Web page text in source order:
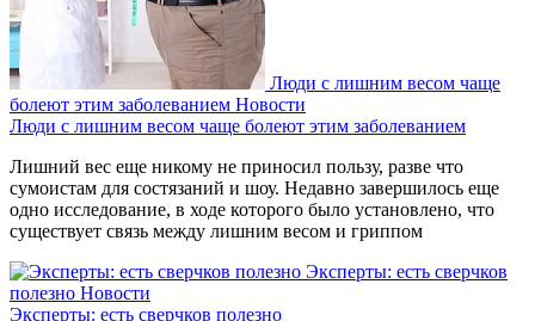
Люди с лишним весом чаще
болеют этим заболеванием Новости
Люди с лишним весом чаще болеют этим заболеванием
Лишний вес еще никому не приносил пользу, разве что
сумоистам для состязаний и шоу. Недавно завершилось еще
одно исследование, в ходе которого было установлено, что
существует связь между лишним весом и гриппом
Эксперты: есть сверчков
полезно Новости
Эксперты: есть сверчков полезно